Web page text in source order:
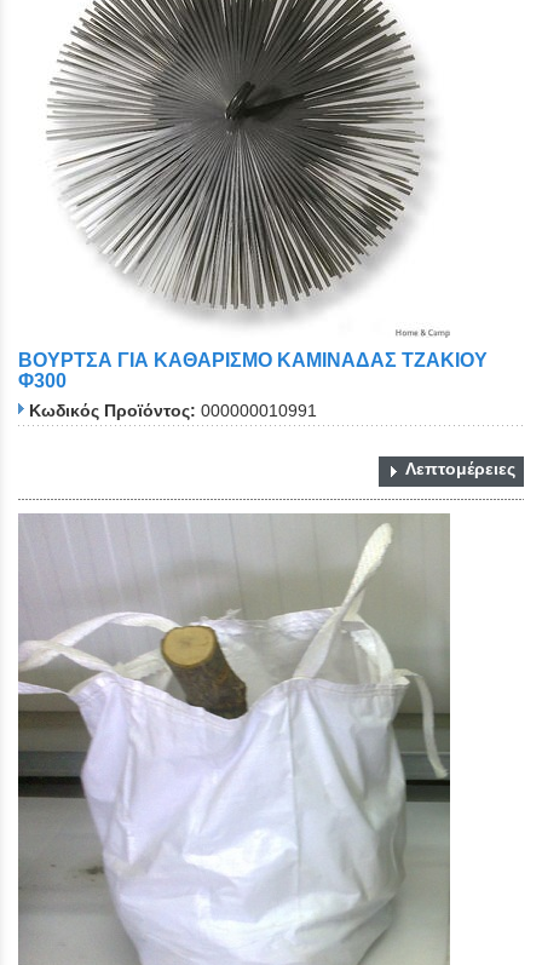
ΒΟΥΡΤΣΑ ΓΙΑ ΚΑΘΑΡΙΣΜΟ ΚΑΜΙΝΑΔΑΣ ΤΖΑΚΙΟΥ
Φ300
Κωδικός Προϊόντος: 000000010991
Λεπτομέρειες